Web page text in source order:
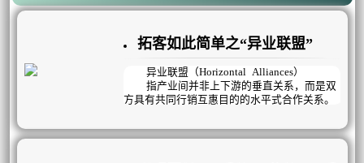
拓客如此简单之“异业联盟”
异业联盟（Horizontal Alliances）
指产业间并非上下游的垂直关系，而是双
方具有共同行销互惠目的的水平式合作关系。
向族群的客源，借此来创造出双赢的市场利
益。